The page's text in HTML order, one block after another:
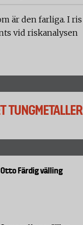
är den farliga. I ris
vid riskanalysen
TUNGMETALLER
Otto Färdig välling